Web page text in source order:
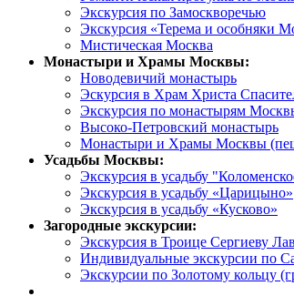
Экскурсия по Замоскворечью
Экскурсия «Терема и особняки
Мистическая Москва
Монастыри и Храмы Москвы:
Новодевичий монастырь
Эскурсия в Храм Христа
Экскурсия по монастырям
Высоко-Петровский монастырь
Монастыри и Храмы Москвы
Усадьбы Москвы:
Экскурсия в усадьбу
Экскурсия в усадьбу «Царицыно»
Экскурсия в усадьбу «Кусково»
Загородные экскурсии:
Экскурсия в Троице Сергиеву
Индивидуальные экскурсии по
Экскурсии по Золотому кольцу